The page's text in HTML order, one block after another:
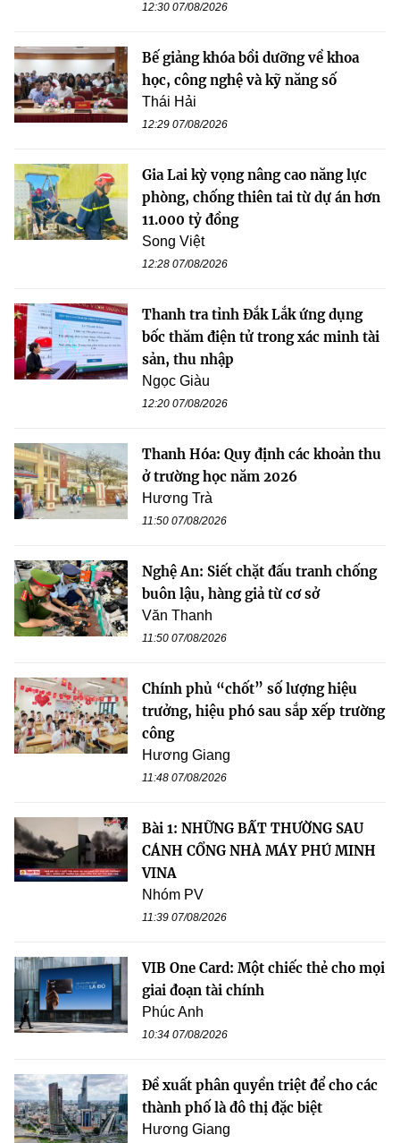
12:30 07/08/2026
Bế giảng khóa bồi dưỡng về khoa
học, công nghệ và kỹ năng số
Thái Hải
12:29 07/08/2026
Gia Lai kỳ vọng nâng cao năng lực
phòng, chống thiên tai từ dự án hơn
11.000 tỷ đồng
Song Việt
12:28 07/08/2026
Thanh tra tỉnh Đắk Lắk ứng dụng
bốc thăm điện tử trong xác minh tài
sản, thu nhập
Ngọc Giàu
12:20 07/08/2026
Thanh Hóa: Quy định các khoản thu
ở trường học năm 2026
Hương Trà
11:50 07/08/2026
Nghệ An: Siết chặt đấu tranh chống
buôn lậu, hàng giả từ cơ sở
Văn Thanh
11:50 07/08/2026
Chính phủ “chốt” số lượng hiệu
trưởng, hiệu phó sau sắp xếp trường
công
Hương Giang
11:48 07/08/2026
Bài 1: NHỮNG BẤT THƯỜNG SAU
CÁNH CỔNG NHÀ MÁY PHÚ MINH
VINA
Nhóm PV
11:39 07/08/2026
VIB One Card: Một chiếc thẻ cho mọi
giai đoạn tài chính
Phúc Anh
10:34 07/08/2026
Đề xuất phân quyền triệt để cho các
thành phố là đô thị đặc biệt
Hương Giang